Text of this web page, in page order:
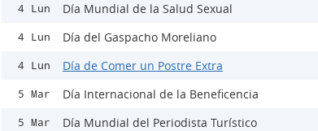
4 Lun Día Mundial de la Salud Sexual
4 Lun Día del Gaspacho Moreliano
4 Lun Día de Comer un Postre Extra
5 Mar Día Internacional de la Beneficencia
5 Mar Día Mundial del Periodista Turístico